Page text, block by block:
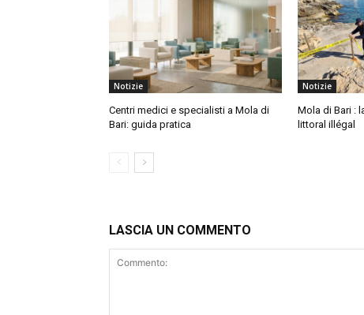
Notizie
Centri medici e specialisti a Mola di
Bari: guida pratica
Notizie
Mola di Bari :
littoral illégal
LASCIA UN COMMENTO